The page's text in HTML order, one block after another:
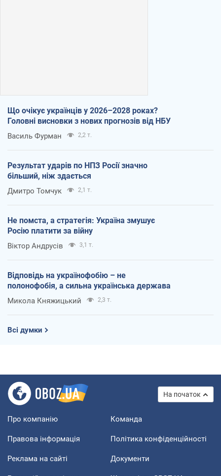
Що очікує українців у 2026–2028 роках?
Головні висновки з нових прогнозів від НБУ
Василь Фурман 2,2 т.
Результат ударів по НПЗ Росії значно
більший, ніж здається
Дмитро Томчук 2,1 т.
Не помста, а стратегія: Україна змушує
Росію платити за війну
Віктор Андрусів 3,1 т.
Відповідь на українофобію – не
полонофобія, а сильна українська держава
Микола Княжицький 2,3 т.
Всі думки
На початок
Про компанію Команда
Правова інформація Політика конфіденційності
Реклама на сайті Документи